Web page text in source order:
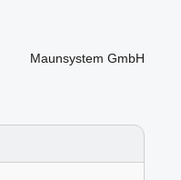
Maunsystem GmbH